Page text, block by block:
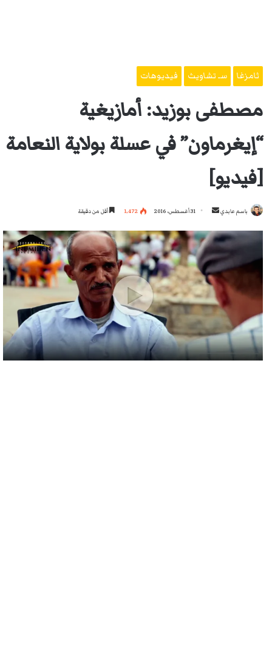
ثامزغا سـ تشاويث فيديوهات
مصطفى بوزيد: أمازيغية
“إيغرماون” في عسلة بولاية النعامة
[فيديو]
باسم عابدي
أرسل
إلكترونيا
31 أغسطس، 2016 1٬472 أقل من دقيقة